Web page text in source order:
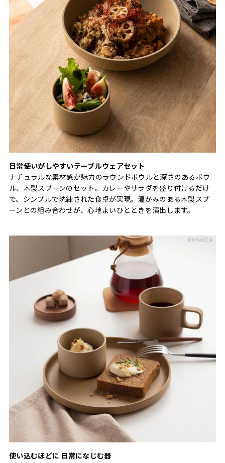
日常使いがしやすいテーブルウェアセット
ナチュラルな素材感が魅力のラウンドボウルと深さのあるボウ
ル、木製スプーンのセット。カレーやサラダを盛り付けるだけ
で、シンプルで洗練された食卓が実現。温かみのある木製スプ
ーンとの組み合わせが、心地よいひとときを演出します。
使い込むほどに 日常になじむ器